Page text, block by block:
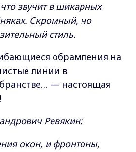
звучит в шикарных
Скромный, но
стиль.
обрамления на
линии в
— настоящая
Ревякин:
окон, и фронтоны,